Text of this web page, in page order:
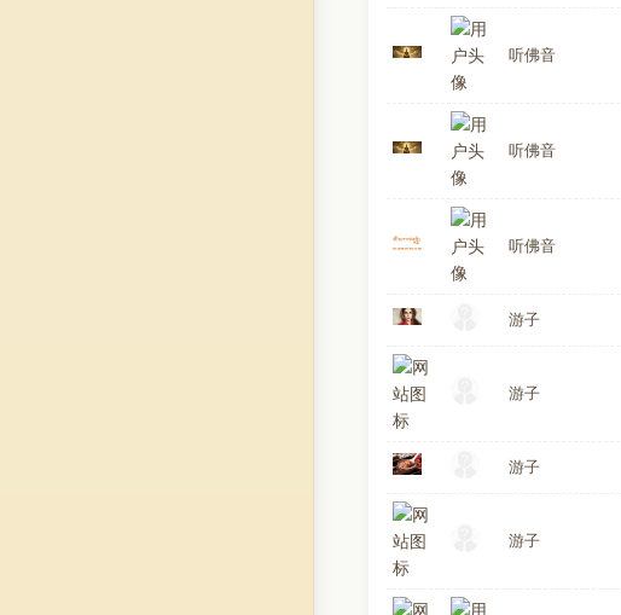
听佛音
听佛音
听佛音
游子
游子
游子
游子